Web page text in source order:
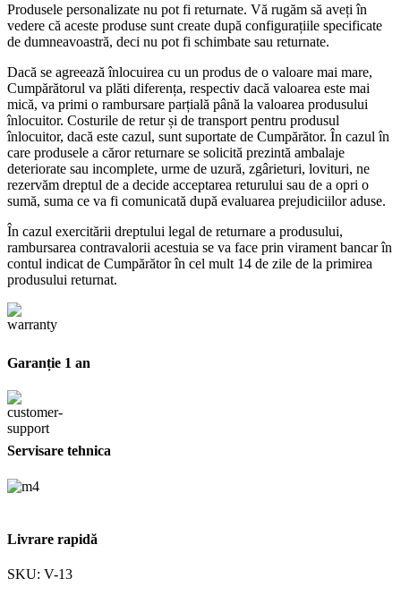
Produsele personalizate nu pot fi returnate. Vă rugăm să aveți în
vedere că aceste produse sunt create după configurațiile specificate
de dumneavoastră, deci nu pot fi schimbate sau returnate.
Dacă se agreează înlocuirea cu un produs de o valoare mai mare,
Cumpărătorul va plăti diferența, respectiv dacă valoarea este mai
mică, va primi o rambursare parțială până la valoarea produsului
înlocuitor. Costurile de retur și de transport pentru produsul
înlocuitor, dacă este cazul, sunt suportate de Cumpărător. În cazul în
care produsele a căror returnare se solicită prezintă ambalaje
deteriorate sau incomplete, urme de uzură, zgârieturi, lovituri, ne
rezervăm dreptul de a decide acceptarea returului sau de a opri o
sumă, suma ce va fi comunicată după evaluarea prejudiciilor aduse.
În cazul exercitării dreptului legal de returnare a produsului,
rambursarea contravalorii acestuia se va face prin virament bancar în
contul indicat de Cumpărător în cel mult 14 de zile de la primirea
produsului returnat.
Garanție 1 an
Servisare tehnica
Livrare rapidă
SKU: V-13